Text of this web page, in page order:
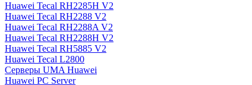
Huawei Tecal RH2285H V2
Huawei Tecal RH2288 V2
Huawei Tecal RH2288A V2
Huawei Tecal RH2288H V2
Huawei Tecal RH5885 V2
Huawei Tecal L2800
Серверы UMA Huawei
Huawei PC Server